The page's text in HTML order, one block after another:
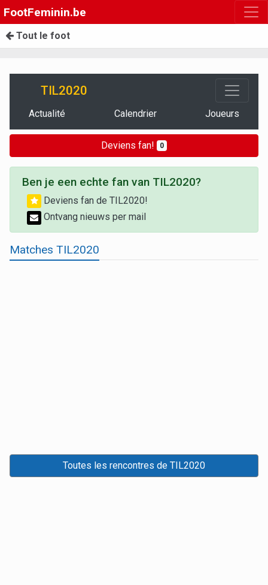
FootFeminin.be
Tout le foot
TIL2020
Actualité Calendrier Joueurs
Deviens fan! 0
Ben je een echte fan van TIL2020?
Deviens fan de TIL2020!
Ontvang nieuws per mail
Matches TIL2020
Toutes les rencontres de TIL2020